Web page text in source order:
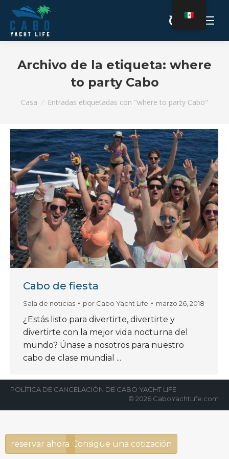
Archivo de la etiqueta: where
to party Cabo
Estás aquí:
Casa Entradas etiquetadas con "where to party Cabo"
Cabo de fiesta
Sala de noticias por Cabo Yacht Life marzo 26, 2018
¿Estás listo para divertirte, divertirte y
divertirte con la mejor vida nocturna del
mundo? Únase a nosotros para nuestro
cabo de clase mundial ...
POLÍTICA DE CANCELACIÓN DE CABO YACHT LIFE
© 2026 CaboYachtLife.com
Consigue una cotización
reservar ahora